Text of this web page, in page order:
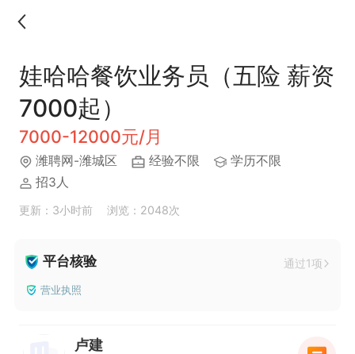
娃哈哈餐饮业务员（五险 薪资
7000起）
7000-12000元/月
潍聘网-潍城区 经验不限
学历不限
招3人
更新：3小时前 浏览：2048次
平台核验 通过1项
营业执照
卢建